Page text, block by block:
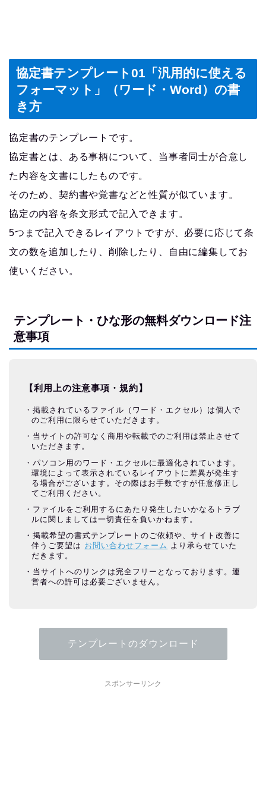
協定書テンプレート01「汎用的に使える
フォーマット」（ワード・Word）の書
き方
協定書のテンプレートです。
協定書とは、ある事柄について、当事者同士が合意し
た内容を文書にしたものです。
そのため、契約書や覚書などと性質が似ています。
協定の内容を条文形式で記入できます。
5つまで記入できるレイアウトですが、必要に応じて条
文の数を追加したり、削除したり、自由に編集してお
使いください。
テンプレート・ひな形の無料ダウンロード注
意事項
【利用上の注意事項・規約】
掲載されているファイル（ワード・エクセル）は個人で
のご利用に限らせていただきます。
当サイトの許可なく商用や転載でのご利用は禁止させて
いただきます。
パソコン用のワード・エクセルに最適化されています。
環境によって表示されているレイアウトに差異が発生す
る場合がございます。その際はお手数ですが任意修正し
てご利用ください。
ファイルをご利用するにあたり発生したいかなるトラブ
ルに関しましては一切責任を負いかねます。
掲載希望の書式テンプレートのご依頼や、サイト改善に
伴うご要望は お問い合わせフォーム より承らせていた
だきます。
当サイトへのリンクは完全フリーとなっております。運
営者への許可は必要ございません。
テンプレートのダウンロード
スポンサーリンク